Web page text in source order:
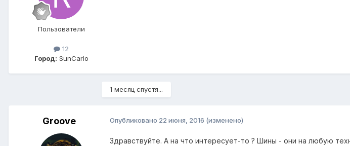
Пользователи
12
Город: SunCarlo
1 месяц спустя...
Groove Опубликовано 22 июня, 2016 (изменено)
Здравствуйте. А на что интересует-то ? Шины - они на любую